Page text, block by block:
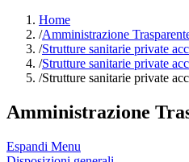
Home
/Amministrazione
/Strutture sanitarie private
/Strutture sanitarie private
/Strutture sanitarie private
Amministrazione
Espandi Menu